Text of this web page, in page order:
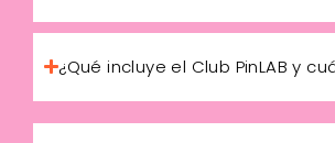
¿Qué incluye el Club PinLAB y